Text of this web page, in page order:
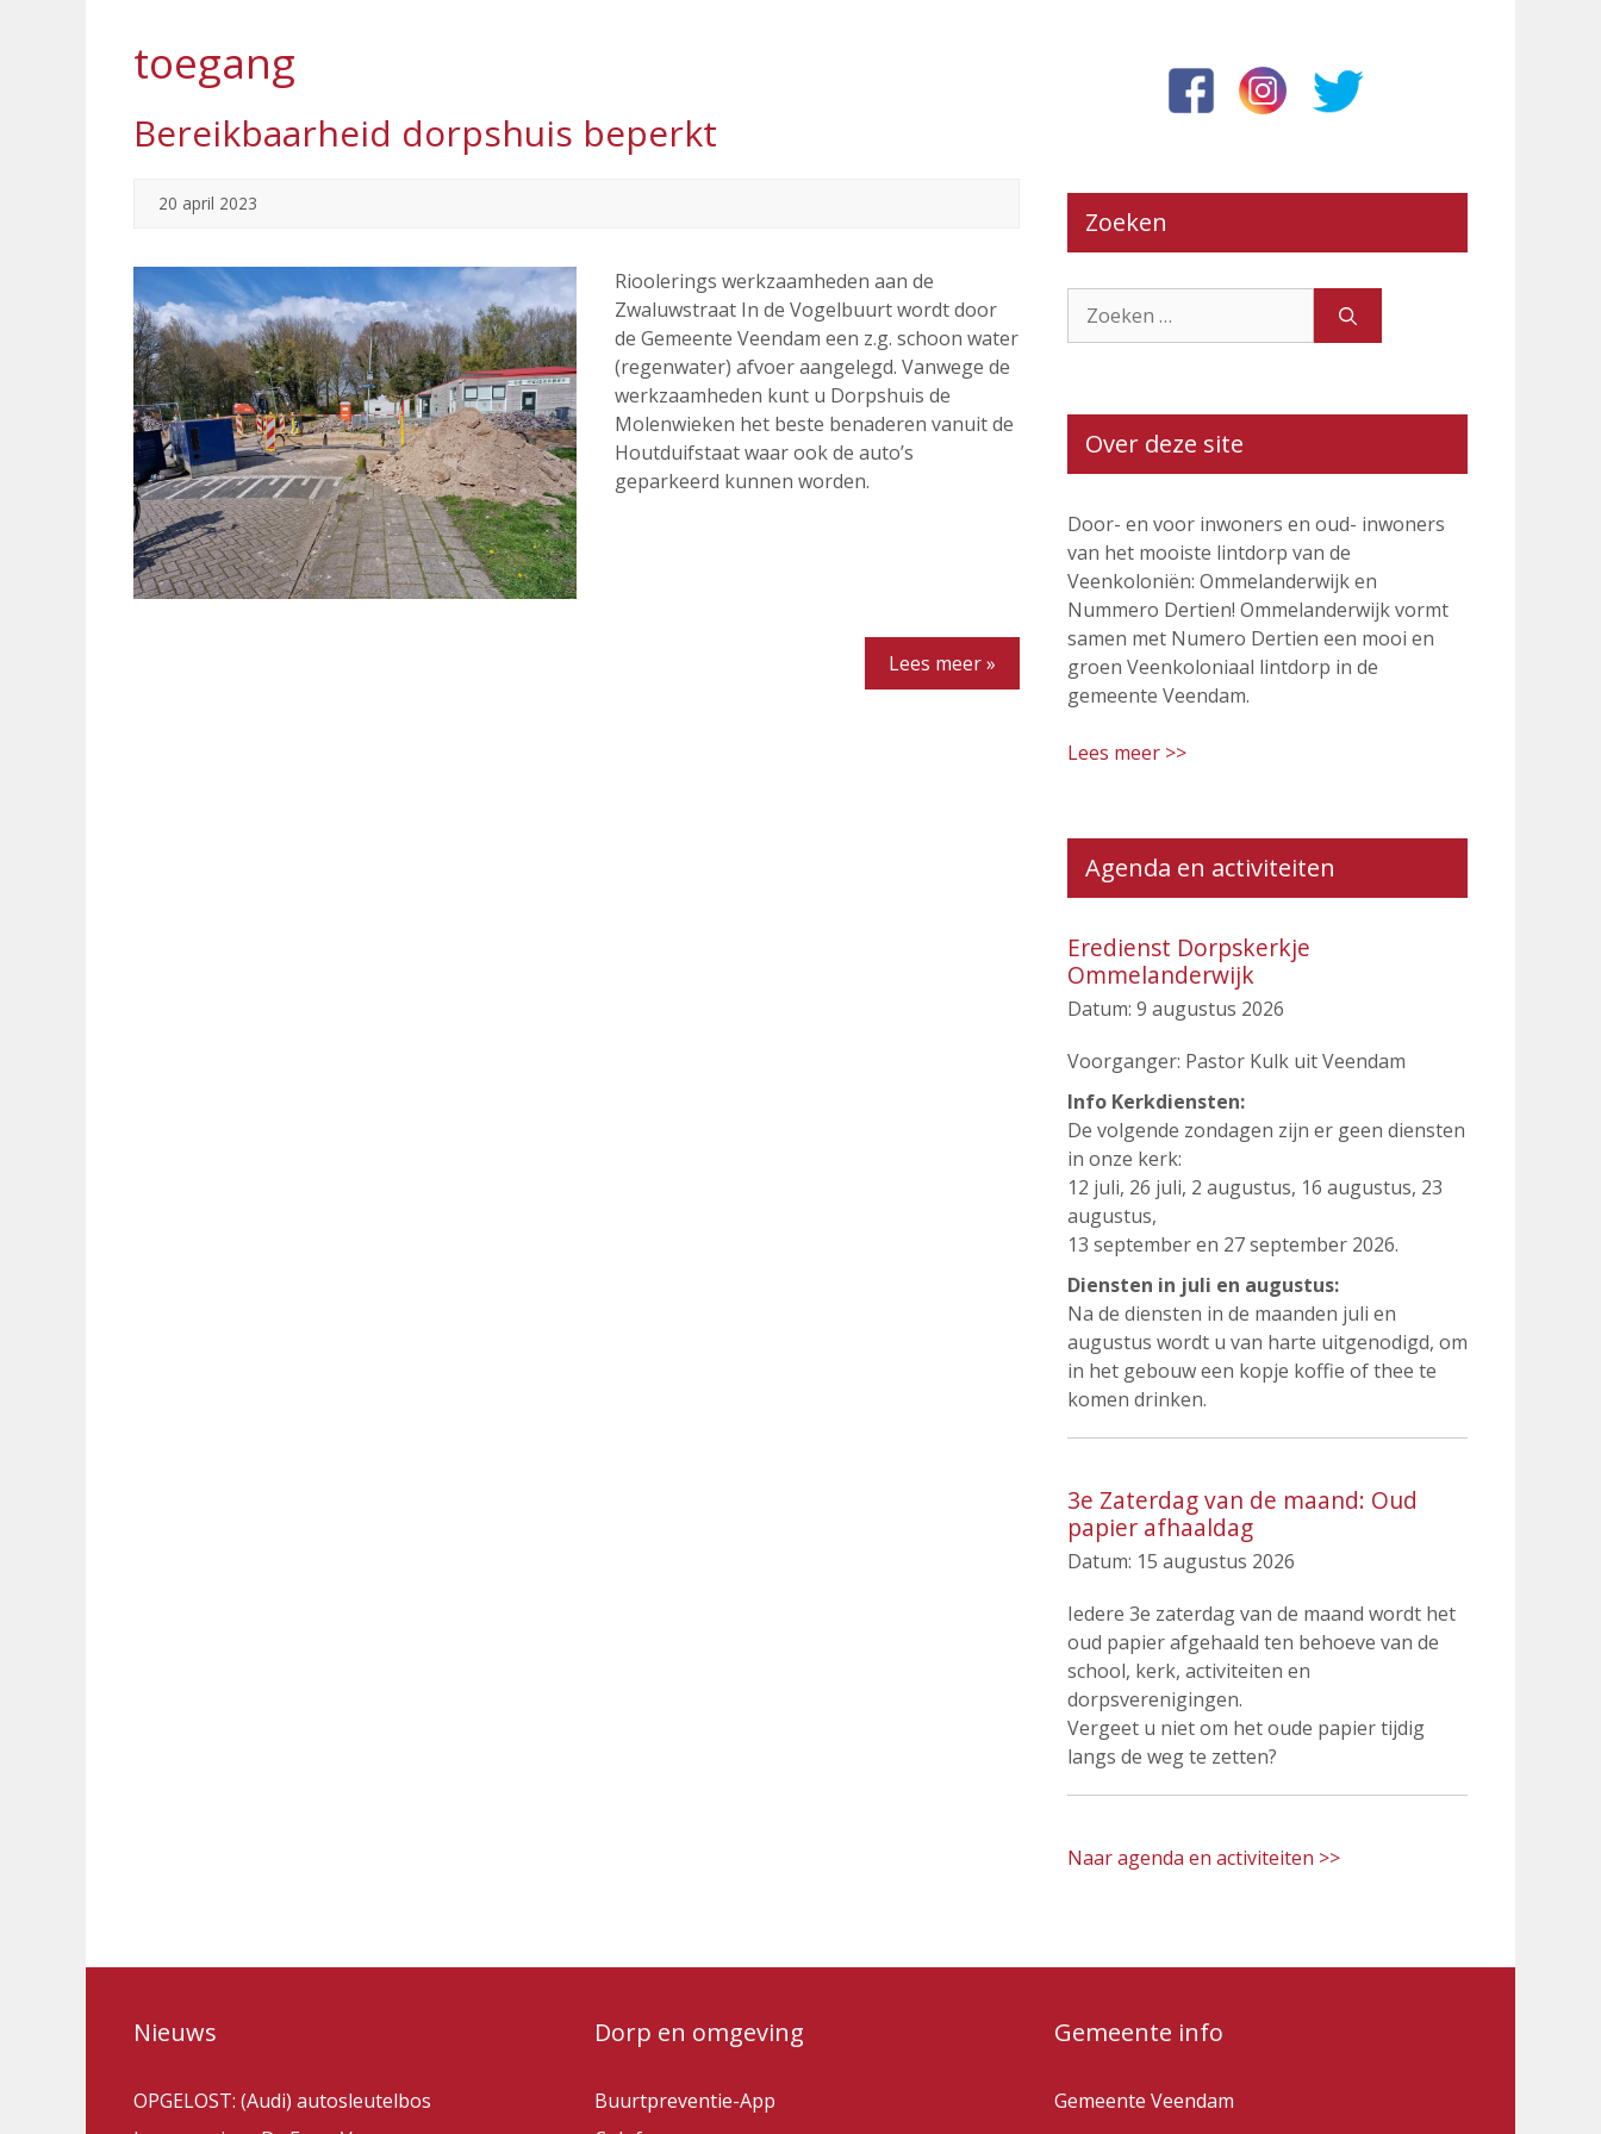
toegang
Bereikbaarheid dorpshuis beperkt
20 april 2023
Rioolerings werkzaamheden aan de
Zwaluwstraat In de Vogelbuurt wordt door
de Gemeente Veendam een z.g. schoon water
(regenwater) afvoer aangelegd. Vanwege de
werkzaamheden kunt u Dorpshuis de
Molenwieken het beste benaderen vanuit de
Houtduifstaat waar ook de auto’s
geparkeerd kunnen worden.
Lees meer »
Zoeken
naar:
Over deze site
Door- en voor inwoners en oud- inwoners
van het mooiste lintdorp van de
Veenkoloniën: Ommelanderwijk en
Nummero Dertien! Ommelanderwijk vormt
samen met Numero Dertien een mooi en
groen Veenkoloniaal lintdorp in de
gemeente Veendam.
Lees meer >>
Agenda en activiteiten
Eredienst Dorpskerkje
Ommelanderwijk
Datum: 9 augustus 2026
Voorganger: Pastor Kulk uit Veendam
Info Kerkdiensten:
De volgende zondagen zijn er geen diensten
in onze kerk:
12 juli, 26 juli, 2 augustus, 16 augustus, 23
augustus,
13 september en 27 september 2026.
Diensten in juli en augustus:
Na de diensten in de maanden juli en
augustus wordt u van harte uitgenodigd, om
in het gebouw een kopje koffie of thee te
komen drinken.
3e Zaterdag van de maand: Oud
papier afhaaldag
Datum: 15 augustus 2026
Iedere 3e zaterdag van de maand wordt het
oud papier afgehaald ten behoeve van de
school, kerk, activiteiten en
dorpsverenigingen.
Vergeet u niet om het oude papier tijdig
langs de weg te zetten?
Naar agenda en activiteiten >>
Nieuws
OPGELOST: (Audi) autosleutelbos
Dorp en omgeving
Buurtpreventie-App
Gemeente info
Gemeente Veendam